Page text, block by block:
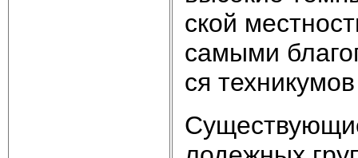
ской
са­мы­ми
ся